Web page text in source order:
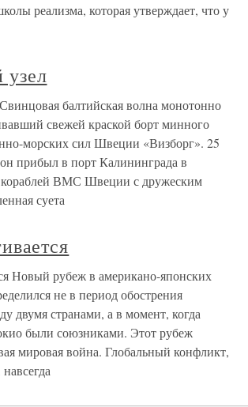
реализма, которая утверждает, что у
балтийская волна монотонно
свежей краской борт минного
морских сил Швеции «Визборг». 25
прибыл в порт Калининграда в
кораблей ВМС Швеции с дружеским
суета
Новый рубеж в американо-японских
не в период обострения
двумя странами, а в момент, когда
были союзниками. Этот рубеж
мировая война. Глобальный конфликт,